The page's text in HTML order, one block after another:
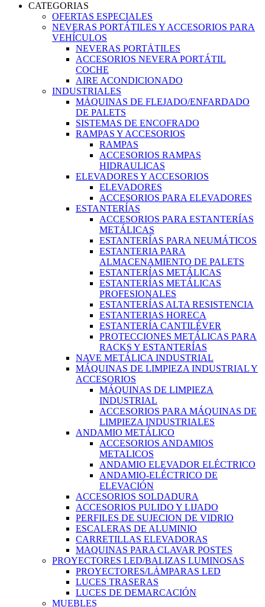
CATEGORIAS
OFERTAS ESPECIALES
NEVERAS PORTÁTILES Y ACCESORIOS PARA
VEHÍCULOS
NEVERAS PORTÁTILES
ACCESORIOS NEVERA PORTÁTIL
COCHE
AIRE ACONDICIONADO
INDUSTRIALES
MÁQUINAS DE FLEJADO/ENFARDADO
DE PALETS
SISTEMAS DE ENCOFRADO
RAMPAS Y ACCESORIOS
RAMPAS
ACCESORIOS RAMPAS
HIDRAULICAS
ELEVADORES Y ACCESORIOS
ELEVADORES
ACCESORIOS PARA ELEVADORES
ESTANTERÍAS
ACCESORIOS PARA ESTANTERÍAS
METÁLICAS
ESTANTERÍAS PARA NEUMÁTICOS
ESTANTERIA PARA
ALMACENAMIENTO DE PALETS
ESTANTERÍAS METÁLICAS
ESTANTERÍAS METÁLICAS
PROFESIONALES
ESTANTERÍAS ALTA RESISTENCIA
ESTANTERIAS HORECA
ESTANTERÍA CANTILÉVER
PROTECCIONES METÁLICAS PARA
RACKS Y ESTANTERÍAS
NAVE METÁLICA INDUSTRIAL
MÁQUINAS DE LIMPIEZA INDUSTRIAL Y
ACCESORIOS
MÁQUINAS DE LIMPIEZA
INDUSTRIAL
ACCESORIOS PARA MÁQUINAS DE
LIMPIEZA INDUSTRIALES
ANDAMIO METÁLICO
ACCESORIOS ANDAMIOS
METALICOS
ANDAMIO ELEVADOR ELÉCTRICO
ANDAMIO-ELÉCTRICO DE
ELEVACIÓN
ACCESORIOS SOLDADURA
ACCESORIOS PULIDO Y LIJADO
PERFILES DE SUJECION DE VIDRIO
ESCALERAS DE ALUMINIO
CARRETILLAS ELEVADORAS
MAQUINAS PARA CLAVAR POSTES
PROYECTORES LED/BALIZAS LUMINOSAS
PROYECTORES/LÁMPARAS LED
LUCES TRASERAS
LUCES DE DEMARCACIÓN
MUEBLES